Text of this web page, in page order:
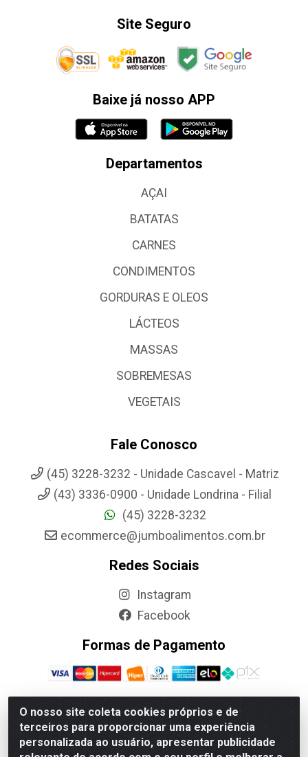
O nosso site coleta cookies próprios e de
terceiros para proporcionar uma experiência
personalizada ao usuário, apresentar publicidade
Site Seguro
Baixe já nosso APP
Departamentos
AÇAI
BATATAS
CARNES
CONDIMENTOS
GORDURAS E OLEOS
LÁCTEOS
MASSAS
SOBREMESAS
VEGETAIS
Fale Conosco
(45) 3228-3232 - Unidade Cascavel - Matriz
(43) 3336-0900 - Unidade Londrina - Filial
(45) 3228-3232
ecommerce@jumboalimentos.com.br
Redes Sociais
Instagram
Facebook
Formas de Pagamento
Jumbo Alimentos Cascavel - Matriz - Rua Itatiba Do Sul, 161 -
Santos Dumont, Cascavel-PR - CEP 85804-700- CNPJ